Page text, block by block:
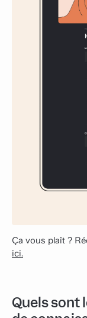
Ça vous plaît ?
ici.
Quels sont